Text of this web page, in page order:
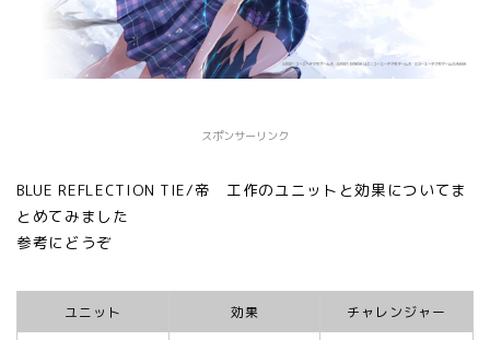
スポンサーリンク
BLUE REFLECTION TIE/帝 工作のユニットと効果についてま
とめてみました
参考にどうぞ
ユニット 効果 チャレンジャー